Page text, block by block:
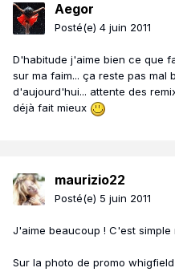
Aegor
Posté(e) 4 juin 2011
D'habitude j'aime bien ce que
sur ma faim... ça reste pas mal
d'aujourd'hui... attente des
déjà fait mieux
maurizio22
Posté(e) 5 juin 2011
J'aime beaucoup ! C'est simple
Sur la photo de promo